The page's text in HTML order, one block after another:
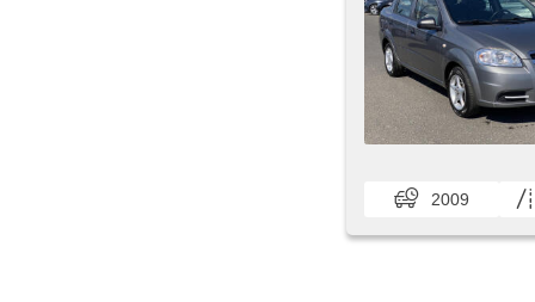
2009